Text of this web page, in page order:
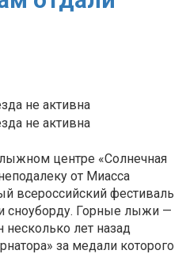
центре «Солнечная
от Миасса
всероссийский фестиваль
сноуборду. Горные лыжи —
лет назад
за медали которого